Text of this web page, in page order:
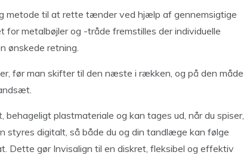
metode til at rette tænder ved hjælp af gennemsigtige
for metalbøjler og -tråde fremstilles der individuelle
ønskede retning.
før man skifter til den næste i rækken, og på den måde
plastmateriale og kan tages ud, når du spiser,
styres digitalt, så både du og din tandlæge kan følge
Dette gør Invisalign til en diskret, fleksibel og effektiv